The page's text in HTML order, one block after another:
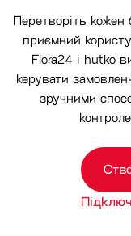
Перетворіть
приємний
Flora24 і hutko
керувати
зручними